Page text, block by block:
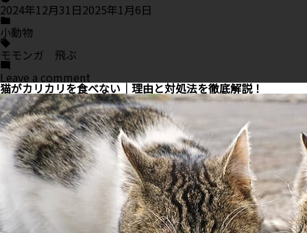
2024年12月31日2025年1月6日
Posted
in
小動物
Tags:
モモンガ 飛ぶ
Leave a comment
モ
モ
ン
ガ
が
飛
ぶ
理
由・
猫がカリカリを食べない｜理由と対処法を徹底解説！